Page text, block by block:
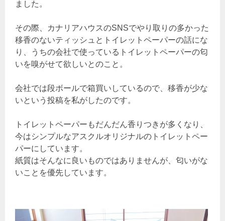
ました。
その際、カナリアハウスのSNSでやり取りの多かった
移香のないティッシュとトイレットペーパーの話にな
り、うちの会社で使っているトイレットペーパーの匂
いを嗅がせて欲しいとのこと。
会社では段ボールで箱買いしているので、移香が少な
いという投稿を私がしたのです。
トイレットペーパーもだんだん香りつきが多くなり、
今はシンプルなアスクルオリジナルのトイレットペー
パーにしています。
紙質はそんなに良いものではありませんが、匂いがな
いことを優先しています。